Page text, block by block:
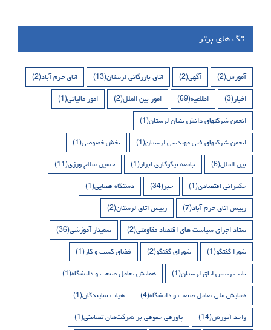
تگ های برتر
آموزش(2) آگهی(2) اتاق بازرگانی لرستان(13) اتاق خرم آباد(2)
اخبار(3) اطلاعیه(69) امور بین الملل(2) امور مالیاتی(1)
انجمن شرکتهای دانش بنیان لرستان(1)
انجمن شرکتهای فنی مهندسی لرستان(1) بخش خصوصی(1)
بین الملل(6) جامعه نیکوکاری ابرار(1) حسین سلاح ورزی(11)
حکمرانی اقتصادی(1) خبر(34) دستگاه قضایی(1)
رییس اتاق خرم آباد(7) رییس اتاق لرستان(2)
ستاد اجرای سیاست های اقتصاد مقاومتی(2) سمینار آموزشی(36)
شورا گفتگو(1) شورای گفتگو(2) فضای کسب و کار(1)
نایب رییس اتاق لرستان(1) همایش تعامل صنعت و دانشگاه(1)
همایش ملی تعامل صنعت و دانشگاه(4) هیات نمایندگان(1)
واحد آموزش(14) پاورقی حقوقی بر شرکت‌های تضامنی(1)